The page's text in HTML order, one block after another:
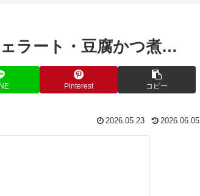
ラート・豆腐かつ煮…
Pinterest コピー
2026.05.23 2026.06.05